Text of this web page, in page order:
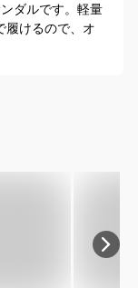
ダルです。軽量
履けるので、オ